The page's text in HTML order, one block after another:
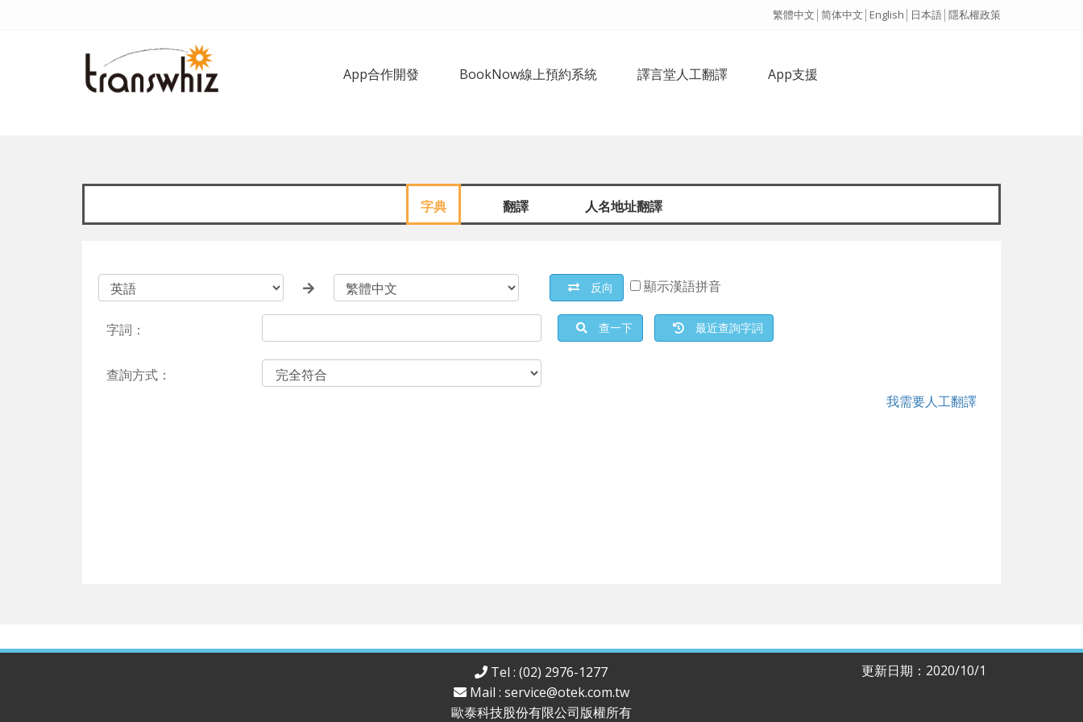
繁體中文 简体中文 English 日本語 隱私權政策
App合作開發 BookNow線上預約系統 譯言堂人工翻譯 App支援
字典 翻譯 人名地址翻譯
反向 顯示漢語拼音
字詞： 查一下 最近查詢字詞
查詢方式：
我需要人工翻譯
Tel : (02) 2976-1277
Mail : service@otek.com.tw
歐泰科技股份有限公司版權所有
更新日期：2020/10/1